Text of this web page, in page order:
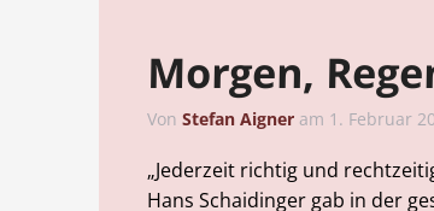
Morgen,
Von Stefan Aigner am 1. Februar
„Jederzeit richtig und
Hans Schaidinger gab in der